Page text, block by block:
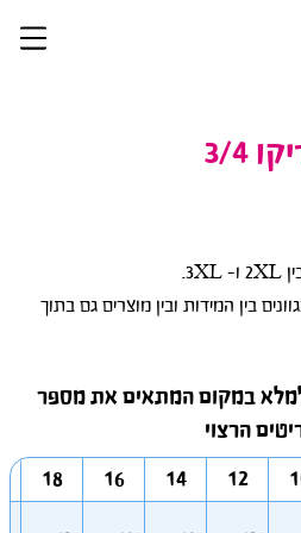
3/4
בין המידות ובין מוצרים גם בתוך
במקום המתאים את מספר
הרצוי
12
14
16
18